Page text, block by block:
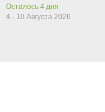
Осталось 4 дня
4 - 10 Августа 2026